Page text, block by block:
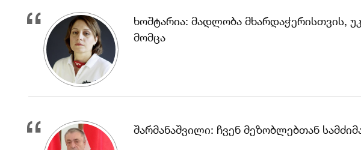
ხოშტარია: მადლობა მხარდაჭერისთვის,
მომცა
შარმანაშვილი: ჩვენ მეზობლებთან